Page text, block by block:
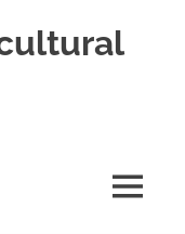
MENÚ